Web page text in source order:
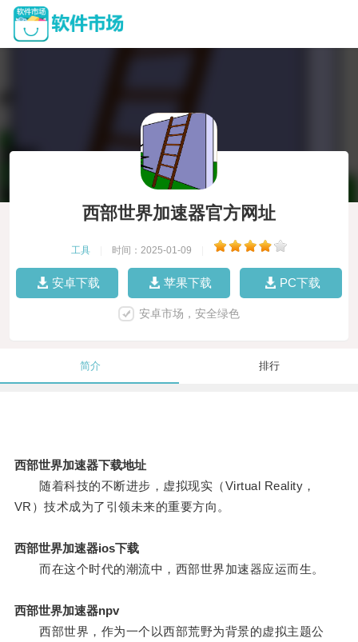
西部世界加速器官方网址
工具 时间：2025-01-09
安卓下载 苹果下载 PC下载
安卓市场，安全绿色
简介 排行
西部世界加速器下载地址
随着科技的不断进步，虚拟现实（Virtual Reality，
VR）技术成为了引领未来的重要方向。
西部世界加速器ios下载
而在这个时代的潮流中，西部世界加速器应运而生。
西部世界加速器npv
西部世界，作为一个以西部荒野为背景的虚拟主题公